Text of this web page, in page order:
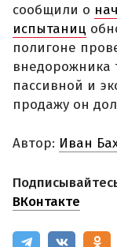
сообщили о
испытаниц
полигоне
внедорожника
пассивной и
продажу он
Автор: Иван
ВКонтакте